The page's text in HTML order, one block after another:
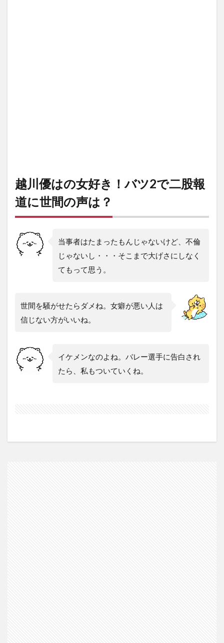
越川優はの女好き！バツ2で二股報
道に世間の声は？
当事者はたまったもんじゃないけど、不倫
じゃないし・・・そこまで大げさにしなく
てもって思う。
世間を騒がせたらダメね。女癖が悪い人は
信じない方がいいね。
イケメンなのよね。バレー選手に告白され
たら、私もついていくね。